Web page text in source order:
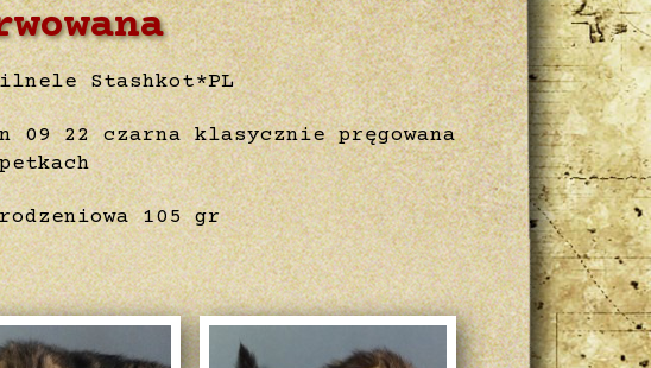
Stashkot*PL
09 22 czarna klasycznie pręgowana
105 gr